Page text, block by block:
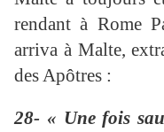
rendant à Rome
arriva à Malte,
des Apôtres :
28- « Une fois